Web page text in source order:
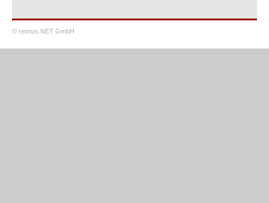
© reimus.NET GmbH